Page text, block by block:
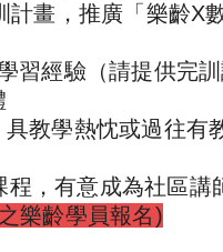
畫，推廣「樂齡X
習經驗（請提供完訓
教學熱忱或過往有
，有意成為社區講
樂齡學員報名)